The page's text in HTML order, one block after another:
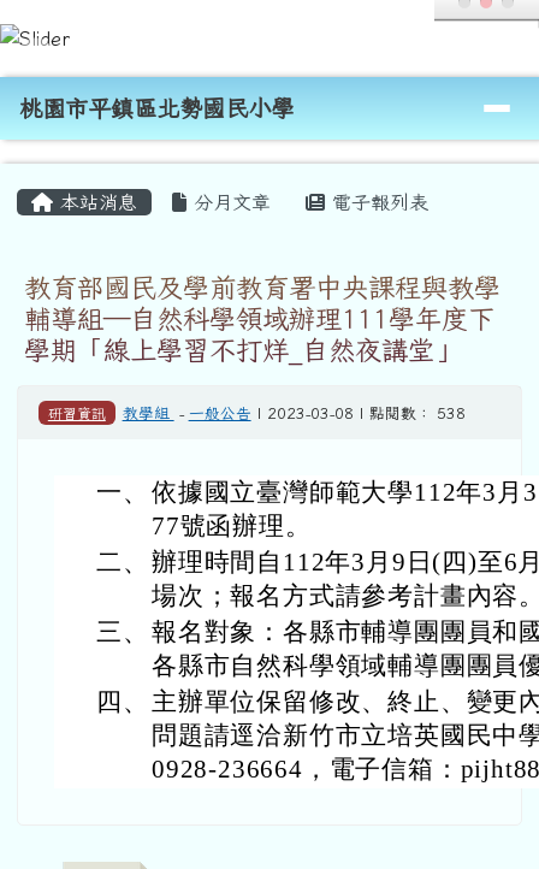
跳至主內容區
桃園市平鎮區北勢國民小學
導覽列
桃園市平鎮區北勢國民小學
本站消息 分月文章 電子報列表
教育部國民及學前教育署中央課程與教學
輔導組—自然科學領域辦理111學年度下
學期「線上學習不打烊_自然夜講堂」
研習資訊 教學組 - 一般公告 | 2023-03-08 | 點閱數： 538
一、 依據國立臺灣師範大學112年3月
77號函辦理。
二、 辦理時間自112年3月9日(四)至6
場次；報名方式請參考計畫內容
三、 報名對象：各縣市輔導團團員和
各縣市自然科學領域輔導團團員
四、
主辦單位保留修改、終止、變更
問題請逕洽新竹市立培英國民中
0928-236664，電子信箱：